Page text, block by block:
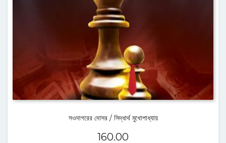
সওদাগরের দোসর / সিদ্ধার্থ মুখোপাধ্যায়
160.00